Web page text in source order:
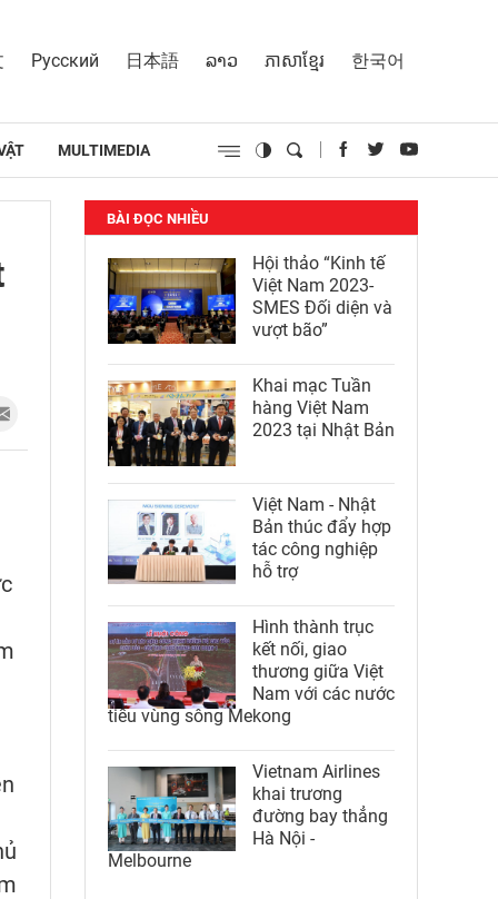
Русский 日本語 ລາວ ភាសាខ្មែរ 한국어
MULTIMEDIA
BÀI ĐỌC NHIỀU
Hội thảo “Kinh tế
Việt Nam 2023-
SMES Đối diện và
vượt bão”
Khai mạc Tuần
hàng Việt Nam
2023 tại Nhật Bản
Việt Nam - Nhật
Bản thúc đẩy hợp
tác công nghiệp
hỗ trợ
Hình thành trục
kết nối, giao
thương giữa Việt
Nam với các nước
tiểu vùng sông Mekong
Vietnam Airlines
khai trương
đường bay thẳng
Hà Nội -
Melbourne